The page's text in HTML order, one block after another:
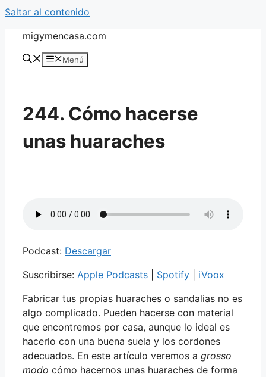
Saltar al contenido
migymencasa.com
Menú
244. Cómo hacerse
unas huaraches
Podcast: Descargar
Suscribirse: Apple Podcasts Spotify
iVoox
Fabricar tus propias huaraches o sandalias no es
algo complicado. Pueden hacerse con material
que encontremos por casa, aunque lo ideal es
hacerlo con una buena suela y los cordones
adecuados. En este artículo veremos a grosso
modo cómo hacernos unas huaraches de forma